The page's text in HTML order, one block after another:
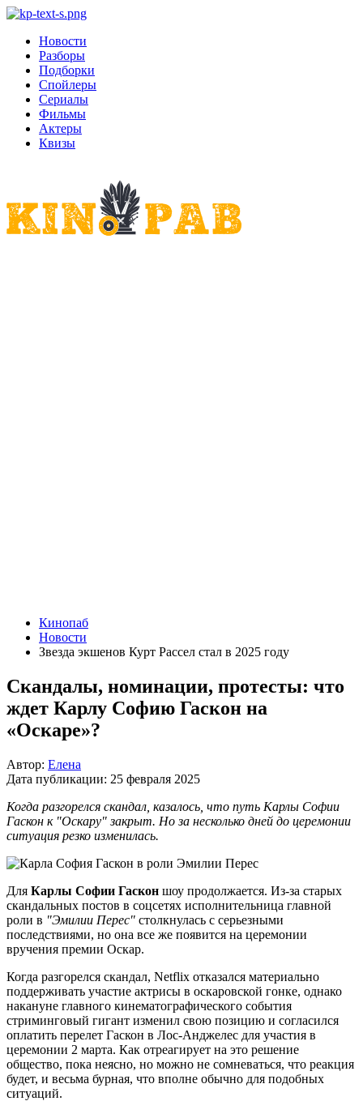
Новости
Разборы
Подборки
Спойлеры
Сериалы
Фильмы
Актеры
Квизы
Кинопаб
Новости
Звезда экшенов Курт Рассел стал в 2025 году
Скандалы, номинации, протесты: что
ждет Карлу Софию Гаскон на
«Оскаре»?
Автор: Елена
Дата публикации: 25 февраля 2025
Когда разгорелся скандал, казалось, что путь Карлы Софии
Гаскон к "Оскару" закрыт. Но за несколько дней до церемонии
ситуация резко изменилась.
Для Карлы Софии Гаскон шоу продолжается. Из-за старых
скандальных постов в соцсетях исполнительница главной
роли в "Эмилии Перес" столкнулась с серьезными
последствиями, но она все же появится на церемонии
вручения премии Оскар.
Когда разгорелся скандал, Netflix отказался материально
поддерживать участие актрисы в оскаровской гонке, однако
накануне главного кинематографического события
стриминговый гигант изменил свою позицию и согласился
оплатить перелет Гаскон в Лос-Анджелес для участия в
церемонии 2 марта. Как отреагирует на это решение
общество, пока неясно, но можно не сомневаться, что реакция
будет, и весьма бурная, что вполне обычно для подобных
ситуаций.